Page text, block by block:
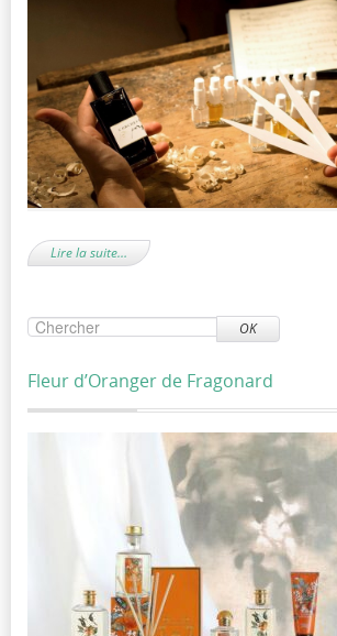
Lire la suite…
OK
Fleur d’Oranger de Fragonard